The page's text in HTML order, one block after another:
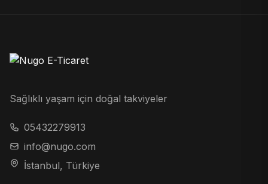
Sağlıklı yaşam için doğal takviyeler
05432279913
info@nugo.com
İstanbul, Türkiye